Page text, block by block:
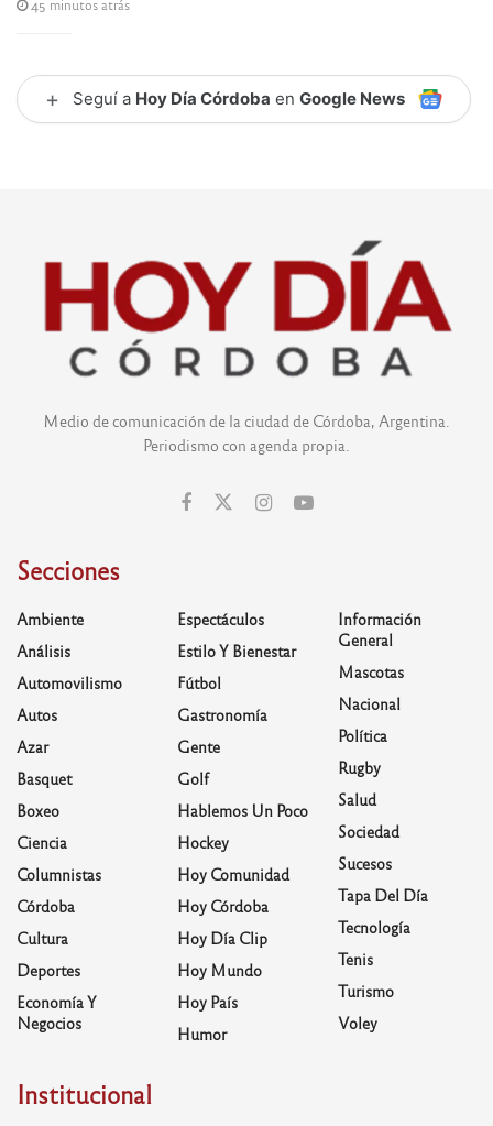
45 minutos atrás
+ Seguí a Hoy Día Córdoba en Google News
Medio de comunicación de la ciudad de Córdoba, Argentina.
Periodismo con agenda propia.
Secciones
Ambiente
Análisis
Automovilismo
Autos
Azar
Basquet
Boxeo
Ciencia
Columnistas
Córdoba
Cultura
Deportes
Economía Y
Negocios
Espectáculos
Estilo Y Bienestar
Fútbol
Gastronomía
Gente
Golf
Hablemos Un Poco
Hockey
Hoy Comunidad
Hoy Córdoba
Hoy Día Clip
Hoy Mundo
Hoy País
Humor
Información
General
Mascotas
Nacional
Política
Rugby
Salud
Sociedad
Sucesos
Tapa Del Día
Tecnología
Tenis
Turismo
Voley
Institucional